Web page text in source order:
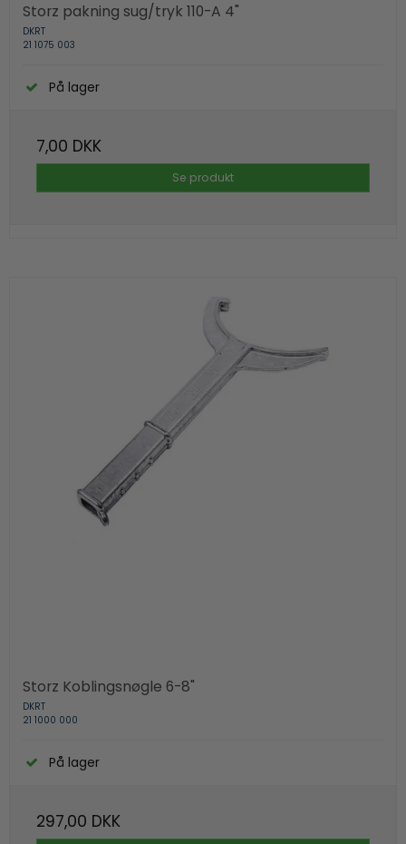
Storz pakning sug/tryk 110-A 4"
DKRT
21 1075 003
På lager
7,00 DKK
Se produkt
Storz Koblingsnøgle 6-8"
DKRT
21 1000 000
På lager
297,00 DKK